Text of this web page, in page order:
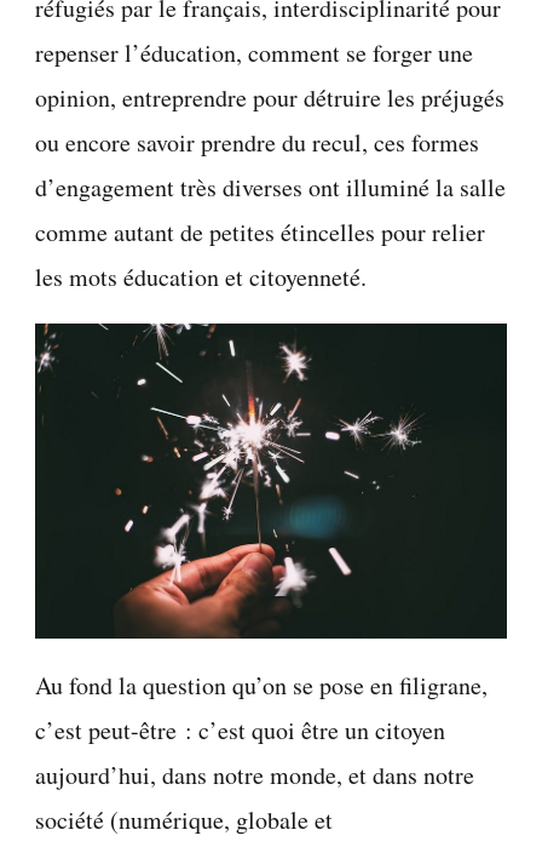
réfugiés par le français, interdisciplinarité pour
repenser l’éducation, comment se forger une
opinion, entreprendre pour détruire les préjugés
ou encore savoir prendre du recul, ces formes
d’engagement très diverses ont illuminé la salle
comme autant de petites étincelles pour relier
les mots éducation et citoyenneté.
Au fond la question qu’on se pose en filigrane,
c’est peut-être : c’est quoi être un citoyen
aujourd’hui, dans notre monde, et dans notre
société (numérique, globale et